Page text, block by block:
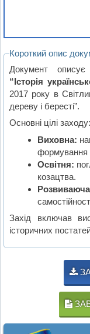
Короткий опис
Документ
“Історія
2017 року в
дереву і бересті”.
Основні цілі заходу:
Виховна:
формування
Освітня:
козацтва.
Захід включав
історичних